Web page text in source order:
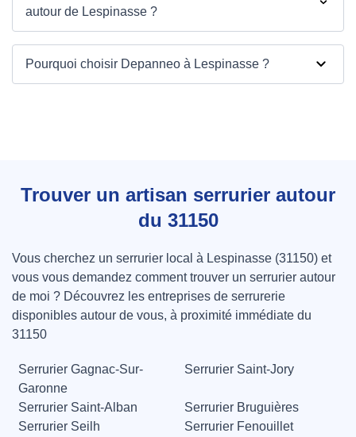
autour de Lespinasse ?
Pourquoi choisir Depanneo à Lespinasse ?
Trouver un artisan serrurier autour
du 31150
Vous cherchez un serrurier local à Lespinasse (31150) et
vous vous demandez comment trouver un serrurier autour
de moi ? Découvrez les entreprises de serrurerie
disponibles autour de vous, à proximité immédiate du
31150
Serrurier Gagnac-Sur-
Garonne
Serrurier Saint-Jory
Serrurier Saint-Alban
Serrurier Bruguières
Serrurier Seilh
Serrurier Fenouillet